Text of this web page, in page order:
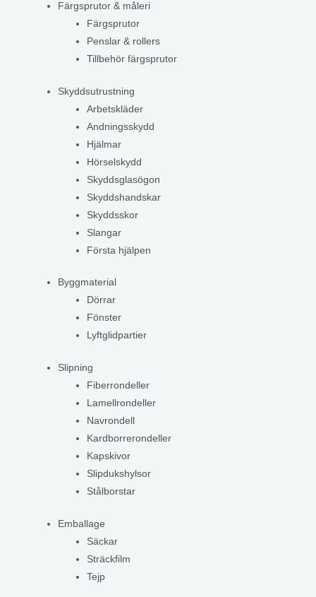
Färgsprutor & måleri
Färgsprutor
Penslar & rollers
Tillbehör färgsprutor
Skyddsutrustning
Arbetskläder
Andningsskydd
Hjälmar
Hörselskydd
Skyddsglasögon
Skyddshandskar
Skyddsskor
Slangar
Första hjälpen
Byggmaterial
Dörrar
Fönster
Lyftglidpartier
Slipning
Fiberrondeller
Lamellrondeller
Navrondell
Kardborrerondeller
Kapskivor
Slipdukshylsor
Stålborstar
Emballage
Säckar
Sträckfilm
Tejp